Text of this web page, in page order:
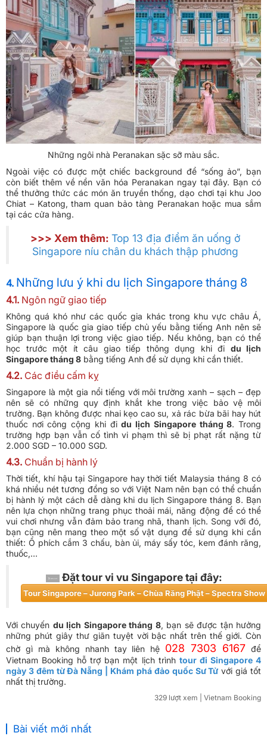
Những ngôi nhà Peranakan sặc sỡ màu sắc.
Ngoài việc có được một chiếc background để “sống ảo”, bạn
còn biết thêm về nền văn hóa Peranakan ngay tại đây. Bạn có
thể thưởng thức các món ăn truyền thống, dạo chơi tại khu Joo
Chiat – Katong, tham quan bảo tàng Peranakan hoặc mua sắm
tại các cửa hàng.
>>> Xem thêm: Top 13 địa điểm ăn uống ở
Singapore níu chân du khách thập phương
4. Những lưu ý khi du lịch Singapore tháng 8
4.1. Ngôn ngữ giao tiếp
Không quá khó như các quốc gia khác trong khu vực châu Á,
Singapore là quốc gia giao tiếp chủ yếu bằng tiếng Anh nên sẽ
giúp bạn thuận lợi trong việc giao tiếp. Nếu không, bạn có thể
học trước một ít câu giao tiếp thông dụng khi đi du lịch
Singapore tháng 8 bằng tiếng Anh để sử dụng khi cần thiết.
4.2. Các điều cấm kỵ
Singapore là một gia nổi tiếng với môi trường xanh – sạch – đẹp
nên sẽ có những quy định khắt khe trong việc bảo vệ môi
trường. Bạn không được nhai kẹo cao su, xả rác bừa bãi hay hút
thuốc nơi công cộng khi đidu lịch Singapore tháng 8. Trong
trường hợp bạn vẫn cố tình vi phạm thì sẽ bị phạt rất nặng từ
2.000 SGD – 10.000 SGD.
4.3. Chuẩn bị hành lý
Thời tiết, khí hậu tại Singapore hay thời tiết Malaysia tháng 8 có
khá nhiều nét tương đồng so với Việt Nam nên bạn có thể chuẩn
bị hành lý một cách dễ dàng khi du lịch Singapore tháng 8. Bạn
nên lựa chọn những trang phục thoải mái, năng động để có thể
vui chơi nhưng vẫn đảm bảo trang nhã, thanh lịch. Song với đó,
bạn cũng nên mang theo một số vật dụng để sử dụng khi cần
thiết: Ổ phích cắm 3 chấu, bàn ủi, máy sấy tóc, kem đánh răng,
thuốc,…
​Đặt tour vi vu Singapore tại đây:
​Tour Singapore – Jurong Park – Chùa Răng Phật – Spectra
Với chuyến du lịch Singapore tháng 8, bạn sẽ được tận hưởng
những phút giây thư giãn tuyệt vời bậc nhất trên thế giới. Còn
chờ gì mà không nhanh tay liên hệ 028 7303 6167 để
Vietnam Booking hỗ trợ bạn một lịch trình tour đi Singapore 4
ngày 3 đêm từ Đà Nẵng | Khám phá đảo quốc Sư Tử với giá tốt
nhất thị trường.
329 lượt xem | Vietnam Booking
Bài viết mới nhất